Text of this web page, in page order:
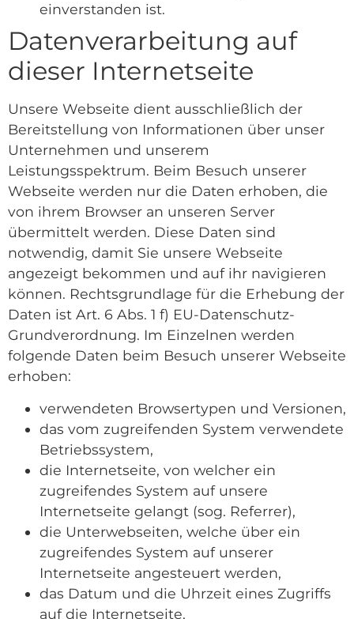
einverstanden ist.
Datenverarbeitung auf
dieser Internetseite
Unsere Webseite dient ausschließlich der
Bereitstellung von Informationen über unser
Unternehmen und unserem
Leistungsspektrum. Beim Besuch unserer
Webseite werden nur die Daten erhoben, die
von ihrem Browser an unseren Server
übermittelt werden. Diese Daten sind
notwendig, damit Sie unsere Webseite
angezeigt bekommen und auf ihr navigieren
können. Rechtsgrundlage für die Erhebung der
Daten ist Art. 6 Abs. 1 f) EU-Datenschutz-
Grundverordnung. Im Einzelnen werden
folgende Daten beim Besuch unserer Webseite
erhoben:
verwendeten Browsertypen und Versionen,
das vom zugreifenden System verwendete
Betriebssystem,
die Internetseite, von welcher ein
zugreifendes System auf unsere
Internetseite gelangt (sog. Referrer),
die Unterwebseiten, welche über ein
zugreifendes System auf unserer
Internetseite angesteuert werden,
das Datum und die Uhrzeit eines Zugriffs
auf die Internetseite,